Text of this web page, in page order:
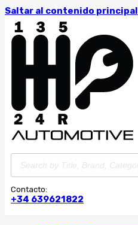
Saltar al contenido principal
Búsqueda
de
productos
Contacto:
+34 639621822